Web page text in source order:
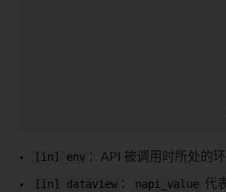
[in] env ：API 被调用时所处的环
[in] dataview ： napi_value 代